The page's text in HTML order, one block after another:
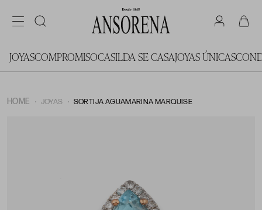
JOYASCOMPROMISOCASILDA SE CASAJOYAS ÚNICAS
HOME JOYAS SORTIJA AGUAMARINA MARQUISE